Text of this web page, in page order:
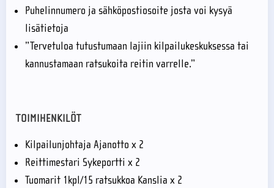
Puhelinnumero ja sähköpostiosoite josta voi kysyä
lisätietoja
”Tervetuloa tutustumaan lajiin kilpailukeskuksessa tai
kannustamaan ratsukoita reitin varrelle.”
TOIMIHENKILÖT
Kilpailunjohtaja Ajanotto x 2
Reittimestari Sykeportti x 2
Tuomarit 1kpl/15 ratsukkoa Kanslia x 2